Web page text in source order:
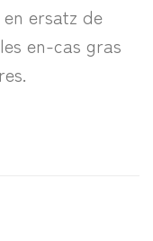
ersatz de
en-cas gras